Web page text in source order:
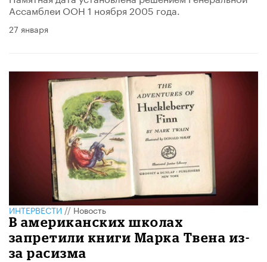
Ассамблеи ООН 1 ноября 2005 года.
27 января
ИНТЕРВЕСТИ//Новость
В американских школах
запретили книги Марка Твена из-
за расизма